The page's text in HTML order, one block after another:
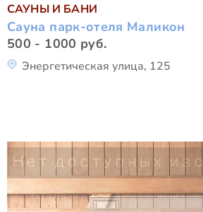
САУНЫ И БАНИ
Сауна парк-отеля Маликон
500 - 1000 руб.
Энергетическая улица, 125